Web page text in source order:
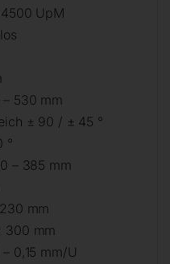
UpM
– 530 mm
± 90 / ± 45 °
°
– 385 mm
mm
300 mm
0,15 mm/U